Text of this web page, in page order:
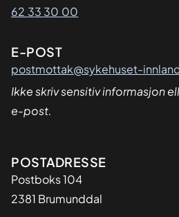
62 33 30 00
E-POST
postmottak@sykehuset-
Ikke skriv sensitiv informasjon
e-post.
Adresse
POSTADRESSE
Postboks 104
2381 Brumunddal